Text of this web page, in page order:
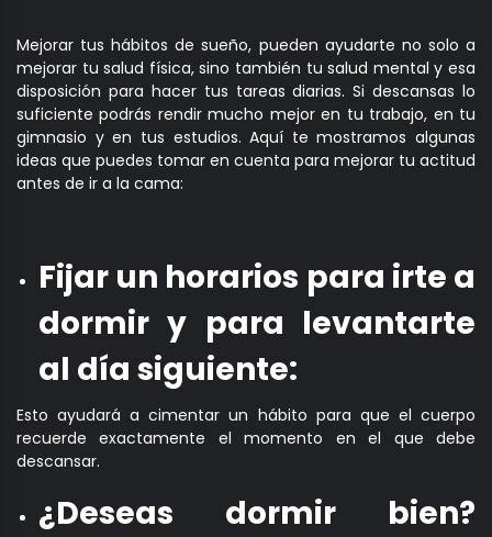
Mejorar tus hábitos de sueño, pueden ayudarte no solo a
mejorar tu salud física, sino también tu salud mental y esa
disposición para hacer tus tareas diarias. Si descansas lo
suficiente podrás rendir mucho mejor en tu trabajo, en tu
gimnasio y en tus estudios. Aquí te mostramos algunas
ideas que puedes tomar en cuenta para mejorar tu actitud
antes de ir a la cama:
Fijar un horarios para irte a
dormir y para levantarte
al día siguiente:
Esto ayudará a cimentar un hábito para que el cuerpo
recuerde exactamente el momento en el que debe
descansar.
¿Deseas dormir bien?